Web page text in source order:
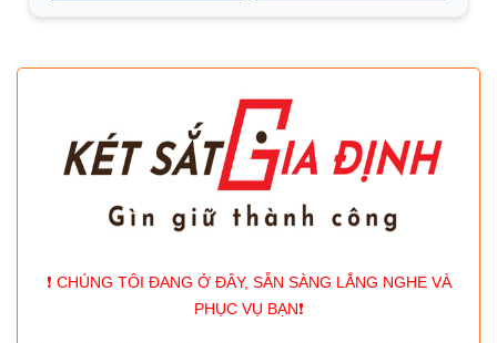
❗️ CHÚNG TÔI ĐANG Ở ĐÂY, SẴN SÀNG LẮNG NGHE VÀ
PHỤC VỤ BẠN❗️